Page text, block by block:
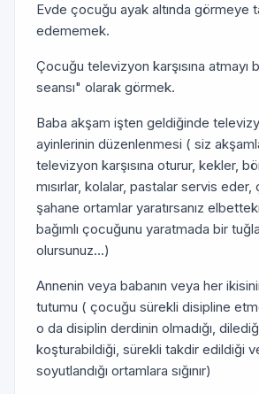
Evde çocuğu ayak altında görmeye
edememek.
Çocuğu televizyon karşısına atmayı
seansı" olarak görmek.
Baba akşam işten geldiğinde
ayinlerinin düzenlenmesi ( siz
televizyon karşısına oturur, kekler,
mısırlar, kolalar, pastalar servis
şahane ortamlar yaratırsanız
bağımlı çocuğunu yaratmada bir
olursunuz...)
Annenin veya babanın veya her
tutumu ( çocuğu sürekli disipline
o da disiplin derdinin olmadığı,
koşturabildiği, sürekli takdir edildiği
soyutlandığı ortamlara sığınır)